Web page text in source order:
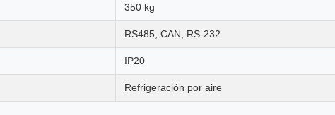
350 kg
RS485, CAN, RS-232
IP20
Refrigeración por aire